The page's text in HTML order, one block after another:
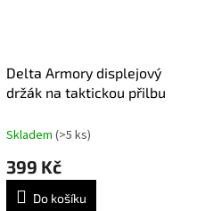
Delta Armory displejový
držák na taktickou přilbu
Skladem (>5 ks)
399 Kč
Do košíku